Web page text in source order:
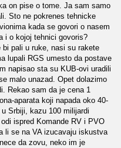
on pise o tome. Ja sam samo
Sto ne pokrenes tehnicke
kada se govori o nasem
i o kojoj tehnici govoris?
pali u ruke, nasi su rakete
lupali RGS umesto da postave
napisao sta su KUB-ovi uradili
malo unazad. Opet dolazimo
Rekao sam da je cena 1
aparata koji napada oko 40-
Srbiji, kazu 100 milijardi
ispred Komande RV i PVO
li se na VA izucavaju iskustva
da zovu, neko im je